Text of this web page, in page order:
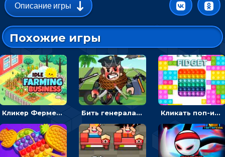
Описание игры
Похожие игры
Кликер Фермерский бизнес: расти овощи, чтобы богатеть Бить генерала, чтобы копить монетки - веселый кликер Кликать поп-ит, чтобы лопать пузырики на разных формах - гиперказуальная